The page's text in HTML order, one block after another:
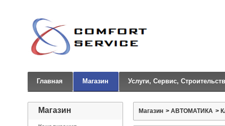
Главная Магазин Услуги, Сервис,
Магазин Магазин > АВТОМАТИКА >